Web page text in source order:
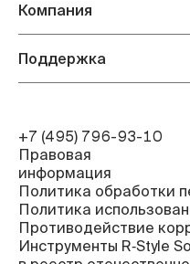
Компания
Поддержка
+7 (495) 796-93-10
Правовая
информация
Политика обработки
Политика
Противодействие
Инструменты R‑Style